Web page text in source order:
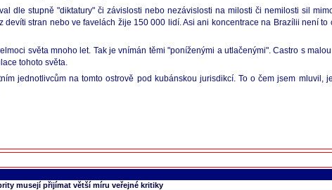
dle stupně "diktatury" či závislosti nebo nezávislosti na milosti či nemilosti sil
devíti stran nebo ve favelách žije 150 000 lidí. Asi ani koncentrace na Brazílii není
světa mnoho let. Tak je vnímán těmi "poníženými a utlačenými". Castro s
tohoto světa.
jednotlivcům na tomto ostrově pod kubánskou jurisdikcí. To o čem jsem
musejí přijímat větší míru veřejné kritiky